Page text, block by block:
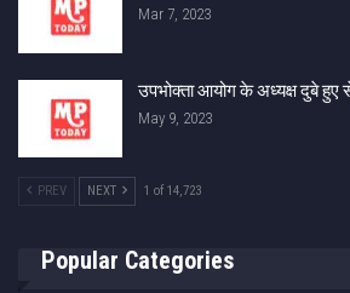
Mar 7, 2023
उपभोक्ता आयोग के अध्यक्ष दुबे हुए
May 9, 2023
PREV NEXT 1 of 14,723
Popular Categories